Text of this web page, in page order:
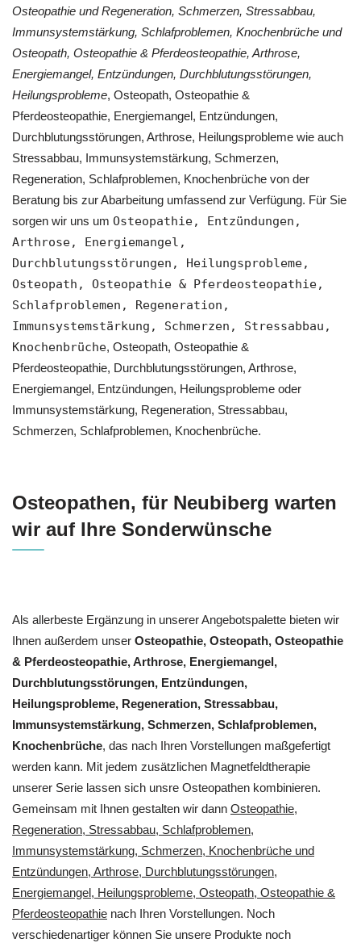
Osteopathie und Regeneration, Schmerzen, Stressabbau,
Immunsystemstärkung, Schlafproblemen, Knochenbrüche und
Osteopath, Osteopathie & Pferdeosteopathie, Arthrose,
Energiemangel, Entzündungen, Durchblutungsstörungen,
Heilungsprobleme, Osteopath, Osteopathie &
Pferdeosteopathie, Energiemangel, Entzündungen,
Durchblutungsstörungen, Arthrose, Heilungsprobleme wie auch
Stressabbau, Immunsystemstärkung, Schmerzen,
Regeneration, Schlafproblemen, Knochenbrüche von der
Beratung bis zur Abarbeitung umfassend zur Verfügung. Für Sie
sorgen wir uns um Osteopathie, Entzündungen,
Arthrose, Energiemangel,
Durchblutungsstörungen, Heilungsprobleme,
Osteopath, Osteopathie & Pferdeosteopathie,
Schlafproblemen, Regeneration,
Immunsystemstärkung, Schmerzen, Stressabbau,
Knochenbrüche, Osteopath, Osteopathie &
Pferdeosteopathie, Durchblutungsstörungen, Arthrose,
Energiemangel, Entzündungen, Heilungsprobleme oder
Immunsystemstärkung, Regeneration, Stressabbau,
Schmerzen, Schlafproblemen, Knochenbrüche.
Osteopathen, für Neubiberg warten
wir auf Ihre Sonderwünsche
Als allerbeste Ergänzung in unserer Angebotspalette bieten wir
Ihnen außerdem unser Osteopathie, Osteopath, Osteopathie
& Pferdeosteopathie, Arthrose, Energiemangel,
Durchblutungsstörungen, Entzündungen,
Heilungsprobleme, Regeneration, Stressabbau,
Immunsystemstärkung, Schmerzen, Schlafproblemen,
Knochenbrüche, das nach Ihren Vorstellungen maßgefertigt
werden kann. Mit jedem zusätzlichen Magnetfeldtherapie
unserer Serie lassen sich unsre Osteopathen kombinieren.
Gemeinsam mit Ihnen gestalten wir dann Osteopathie,
Regeneration, Stressabbau, Schlafproblemen,
Immunsystemstärkung, Schmerzen, Knochenbrüche und
Entzündungen, Arthrose, Durchblutungsstörungen,
Energiemangel, Heilungsprobleme, Osteopath, Osteopathie &
Pferdeosteopathie nach Ihren Vorstellungen. Noch
verschiedenartiger können Sie unsere Produkte noch